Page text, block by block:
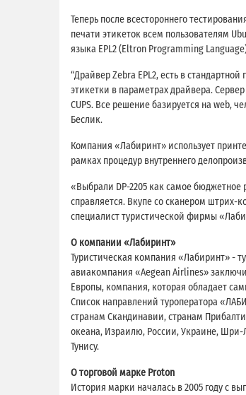
Теперь после всестороннего
печати этикеток всем пользователям
языка EPL2 (Eltron Programming
“Драйвер Zebra EPL2, есть в
этикетки в параметрах драйвера.
CUPS. Все решение базируется на web,
Беслик.
Компания «Лабиринт» использует
рамках процедур внутреннего
«Выбрали DP-2205 как самое бюджетное
справляется. Вкупе со сканером штрих-
специалист туристической фирмы
О компании «Лабиринт»
Туристическая компания «Лабиринт» -
авиакомпания «Aegean Airlines»
Европы, компания, которая обладает
Список направлений туроператора
странам Скандинавии, странам
океана, Израилю, России, Украине,
Тунису.
О торговой марке Proton
История марки началась в 2005 году с